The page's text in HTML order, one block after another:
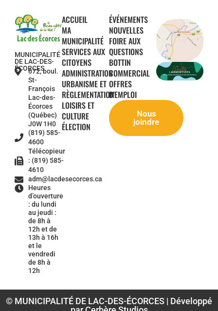
MUNICIPALITÉ
DE LAC-DES-
ÉCORCES
672, boul.
St-
François
Lac-des-
Écorces
(Québec)
J0W 1H0
(819) 585-
4600
Télécopieur
: (819) 585-
4610
adm@lacdesecorces.ca
Heures
d’ouverture
: du lundi
au jeudi :
de 8h à
12h et de
13h à 16h
et le
vendredi
de 8h à
12h
ACCUEIL
MA
MUNICIPALITÉ
SERVICES AUX
CITOYENS
ADMINISTRATION
URBANISME ET
RÈGLEMENTATION
LOISIRS ET
CULTURE
ÉLECTION
ÉVÉNEMENTS
NOUVELLES
FOIRE AUX
QUESTIONS
BOTTIN
COMMERCIAL
OFFRES
D'EMPLOI
Nous
joindre
© MUNICIPALITÉ DE LAC-DES-ÉCORCES | Développé